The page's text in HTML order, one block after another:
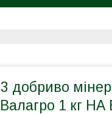
добриво
1 кг НА